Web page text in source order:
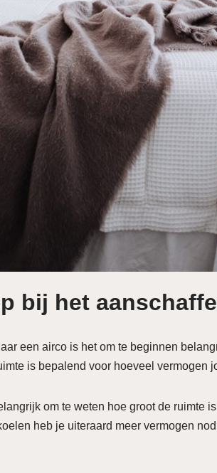
bij het
een airco is het om te beginnen
is bepalend voor hoeveel vermogen
om te weten hoe groot de ruimte
heb je uiteraard meer vermogen